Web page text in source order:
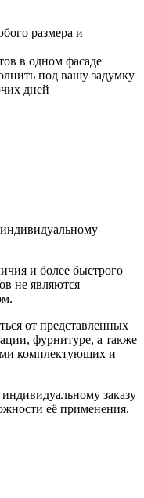
размера и
в одном фасаде
под вашу задумку
дней
и более быстрого
не являются
от представленных
фурнитуре, а также
комплектующих и
заказу
её применения.